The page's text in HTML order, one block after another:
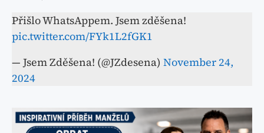
Přišlo WhatsAppem. Jsem zděšena!
pic.twitter.com/FYk1L2fGK1
— Jsem Zděšena! (@JZdesena) November 24,
2024